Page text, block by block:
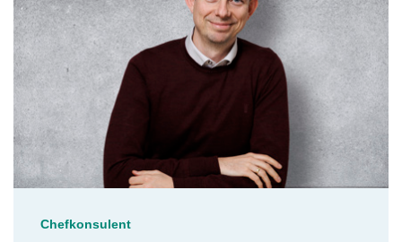
Chefkonsulent